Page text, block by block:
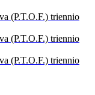
(P.T.O.F.) triennio
(P.T.O.F.) triennio
(P.T.O.F.) triennio